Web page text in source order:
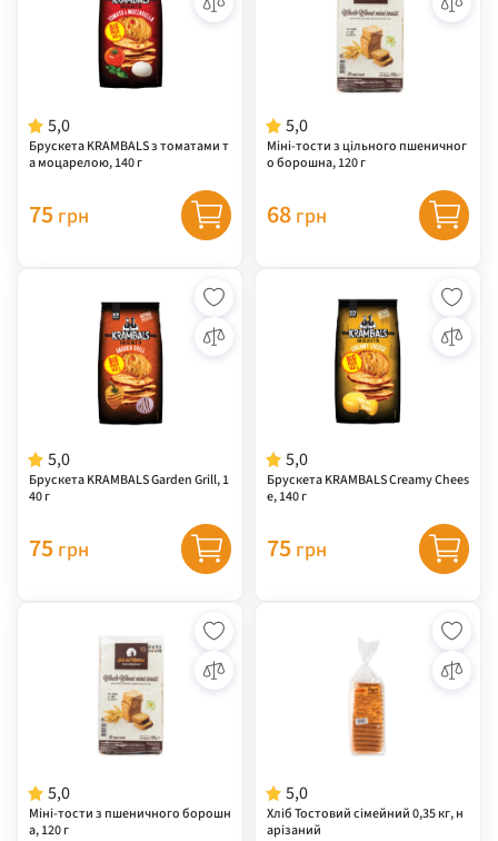
5,0
Брускета KRAMBALS з томатами т
а моцарелою, 140 г
75 грн
5,0
Міні-тости з цільного пшеничног
о борошна, 120 г
68 грн
5,0
Брускета KRAMBALS Garden Grill, 1
40 г
75 грн
5,0
Брускета KRAMBALS Creamy Chees
e, 140 г
75 грн
5,0
Міні-тости з пшеничного борошн
а, 120 г
5,0
Хліб Тостовий сімейний 0,35 кг, н
арізаний